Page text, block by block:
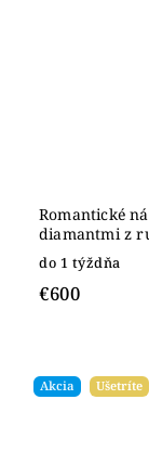
Romantické
diamantmi z
do 1 týždňa
€600
Akcia Ušetríte